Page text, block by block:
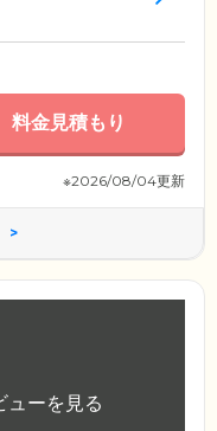
料金見積もり
※2026/08/04更新